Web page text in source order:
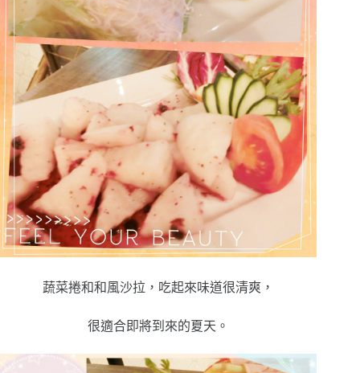
蔬菜捲和和風沙拉，吃起來味道很清爽，
很適合即將到來的夏天。